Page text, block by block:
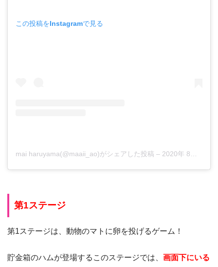
この投稿をInstagramで見る
mai haruyama(@maaii_ao)がシェアした投稿 – 2020年 8月月1日午前6時15分PDT
第1ステージ
第1ステージは、動物のマトに卵を投げるゲーム！
貯金箱のハムが登場するこのステージでは、 画面下にいる